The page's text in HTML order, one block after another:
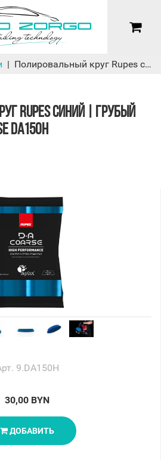
Полировальный круг Rupes синий | Грубый поролон D-A COARSE DA150H
RUPES СИНИЙ | ГРУБЫЙ
DA150H
9.DA150H
30,00 BYN
ДОБАВИТЬ